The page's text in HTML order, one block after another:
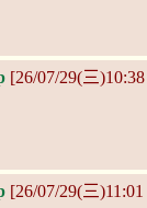
[26/07/29(三
[26/07/29(三